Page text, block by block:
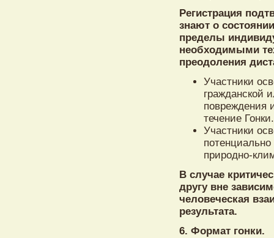
Регистрация
знают о
пределы
необходимыми
преодоления
Участники
гражданской
повреждения
течение Гонки.
Участники
потенциально
природно-
В случае
другу вне
человеческая
результата.
6. Формат гонки.